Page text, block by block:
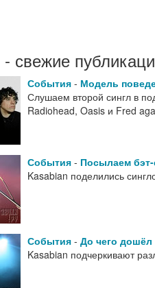
- свежие
События - Модель
Слушаем второй сингл в
Radiohead, Oasis и Fred
События - Посылаем бэт-
Kasabian поделились
События - До чего дошёл
Kasabian подчеркивают